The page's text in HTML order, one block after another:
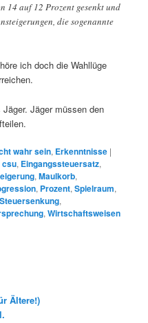
14 auf 12 Prozent gesenkt und
die sogenannte
ich doch die Wahllüge
Jäger müssen den
wahr sein, Erkenntnisse |
csu, Eingangssteuersatz,
,Maulkorb,
, Prozent,Spielraum,
Steuersenkung,
,Wirtschaftsweisen
Ältere!)